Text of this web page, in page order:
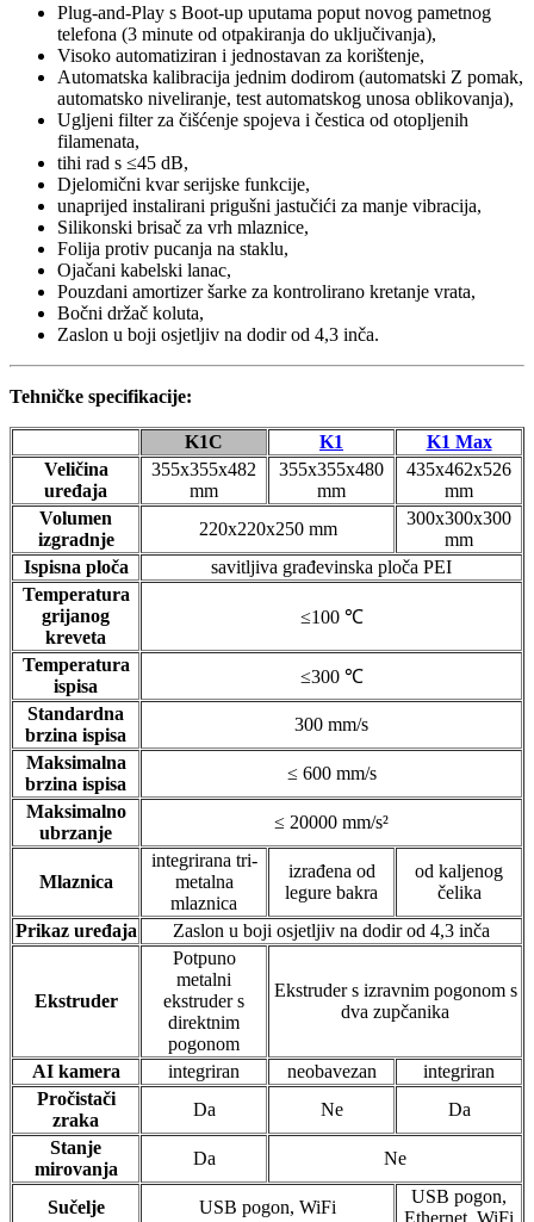
Plug-and-Play s Boot-up uputama poput novog pametnog
telefona (3 minute od otpakiranja do uključivanja),
Visoko automatiziran i jednostavan za korištenje,
Automatska kalibracija jednim dodirom (automatski Z pomak,
automatsko niveliranje, test automatskog unosa oblikovanja),
Ugljeni filter za čišćenje spojeva i čestica od otopljenih
filamenata,
tihi rad s ≤45 dB,
Djelomični kvar serijske funkcije,
unaprijed instalirani prigušni jastučići za manje vibracija,
Silikonski brisač za vrh mlaznice,
Folija protiv pucanja na staklu,
Ojačani kabelski lanac,
Pouzdani amortizer šarke za kontrolirano kretanje vrata,
Bočni držač koluta,
Zaslon u boji osjetljiv na dodir od 4,3 inča.
Tehničke specifikacije:
K1C K1
K1 Max
Veličina
uređaja
355x355x482
mm
355x355x480
mm
435x462x526
mm
Volumen
izgradnje
220x220x250 mm
300x300x300
mm
Ispisna ploča
savitljiva građevinska ploča PEI
Temperatura
grijanog
kreveta
≤100 ℃
Temperatura
ispisa
≤300 ℃
Standardna
brzina ispisa
300 mm/s
Maksimalna
brzina ispisa
≤ 600 mm/s
Maksimalno
ubrzanje
≤ 20000 mm/s²
Mlaznica
integrirana tri-
metalna
mlaznica
izrađena od
legure bakra
od kaljenog
čelika
Prikaz uređaja
Zaslon u boji osjetljiv na dodir od 4,3 inča
Ekstruder
Potpuno
metalni
ekstruder s
direktnim
pogonom
Ekstruder s izravnim pogonom s
dva zupčanika
AI kamera integriran neobavezan
integriran
Pročistači
zraka
Da Ne
Da
Stanje
mirovanja
Da Ne
Sučelje USB pogon, WiFi
USB pogon,
Ethernet, WiFi